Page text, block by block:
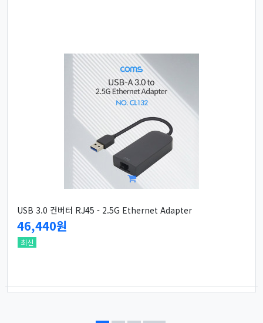
USB 3.0 컨버터 RJ45 - 2.5G Ethernet Adapter
46,440원
최신